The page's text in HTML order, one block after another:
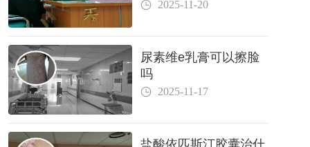
2025-11-20
尿素维e乳膏可以擦脸
吗
2025-11-17
盐酸依匹斯汀胶囊治什